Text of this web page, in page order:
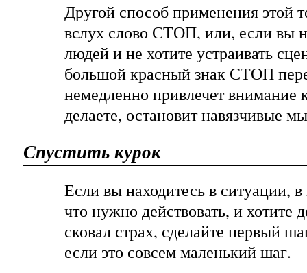
Другой способ применения этой
вслух слово СТОП, или, если вы
людей и не хотите устраивать
большой красный знак СТОП
немедленно привлечет внимание
делаете, остановит навязчивые
Спустить курок
Если вы находитесь в ситуации,
что нужно действовать, и хотите
сковал страх, сделайте первый
если это совсем маленький шаг.